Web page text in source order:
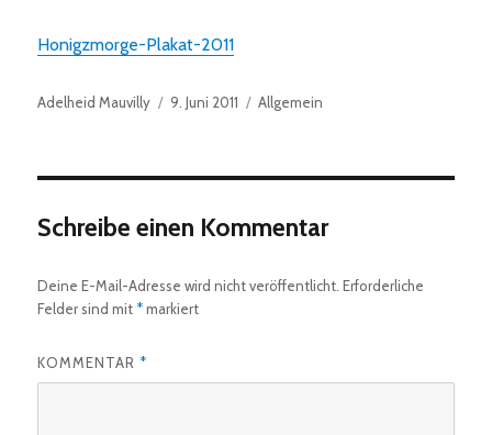
Honigzmorge-Plakat-2011
Autor
Adelheid Mauvilly
Veröffentlicht
9. Juni 2011 Kategorien
Allgemein
Schreibe einen Kommentar
Deine E-Mail-Adresse wird nicht veröffentlicht. Erforderliche
Felder sind mit *markiert
KOMMENTAR *